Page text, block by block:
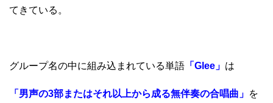
てきている。
グループ名の中に組み込まれている単語 「Glee」 は
「男声の3部またはそれ以上から成る無伴奏の合唱曲」 を